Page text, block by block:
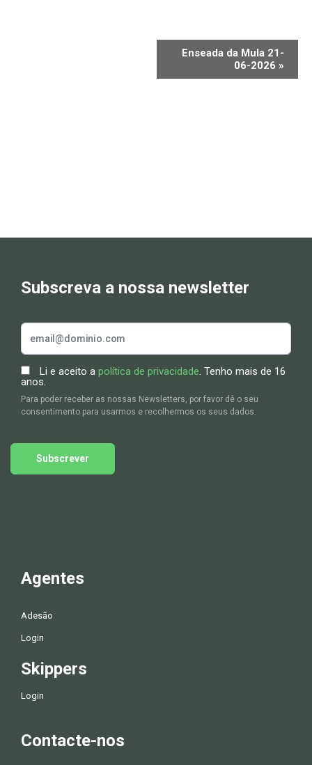
Enseada da Mula 21-
06-2026 »
Subscreva a nossa newsletter
Li e aceito a política de privacidade. Tenho mais de 16
anos.
Para poder receber as nossas Newsletters, por favor dê o seu
consentimento para usarmos e recolhermos os seus dados.
Subscrever
Agentes
Adesão
Login
Skippers
Login
Contacte-nos